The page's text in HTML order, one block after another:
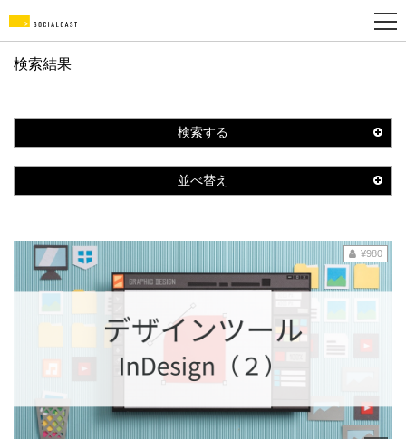
検索結果
検索する
並べ替え
¥980